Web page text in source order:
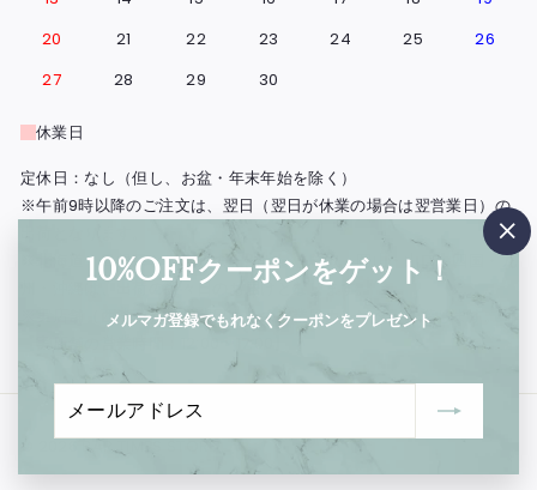
10%OFFクーポンをゲット！
メルマガ登録でもれなくクーポンをプレゼント
"閉
20
21 22 23 24 25
26
27
28 29 30
休業日
定休日：なし（但し、お盆・年末年始を除く）
※午前9時以降のご注文は、翌日（翌日が休業の場合は翌営業日）の
※北海道・島根県と広島県の一部地域・鳥取・岡山・山口・四国・九
州・沖縄は、出荷の翌々日のお届けとなります。
※実店舗（西浅草）の営業日もこの営業日カレンダーに準じます。
© 2026 BAR TIMES STORE